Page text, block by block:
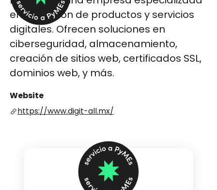
en la gestión de productos y servicios
digitales. Ofrecen soluciones en
ciberseguridad, almacenamiento,
creación de sitios web, certificados SSL,
dominios web, y más.
Website
https://www.digit-all.mx/